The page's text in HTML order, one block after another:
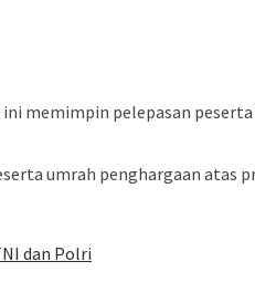
memimpin pelepasan
umrah penghargaan atas
dan Polri